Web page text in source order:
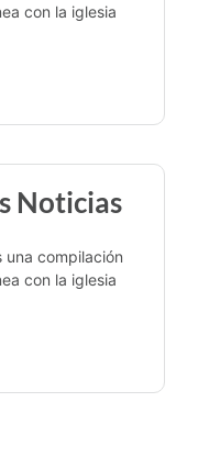
con la iglesia
Noticias
una compilación
con la iglesia